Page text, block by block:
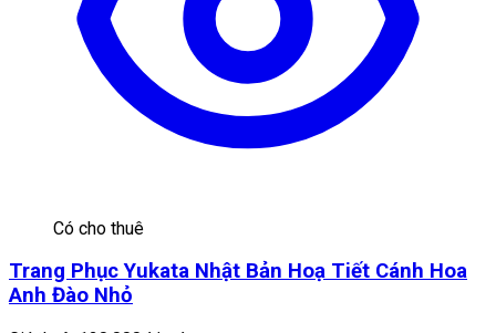
Có cho thuê
Trang Phục Yukata Nhật Bản Hoạ Tiết Cánh Hoa
Anh Đào Nhỏ